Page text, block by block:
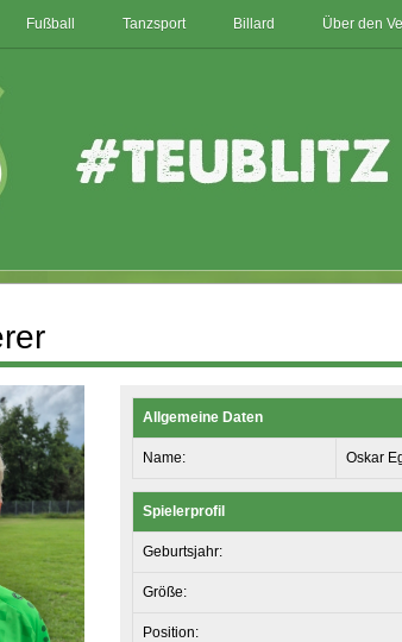
Fußball Tanzsport Billard Über den
Allgemeine Daten
Name: Oskar
Spielerprofil
Geburtsjahr:
Größe:
Position: